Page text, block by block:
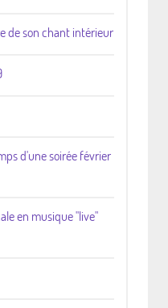
de son chant intérieur
d'une soirée février
en musique "live"